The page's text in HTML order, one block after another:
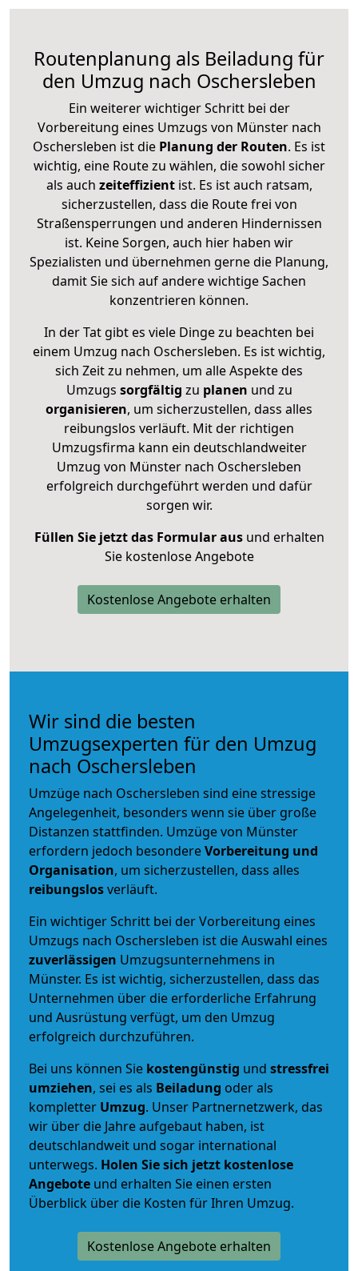
Routenplanung als Beiladung für
den Umzug nach Oschersleben
Ein weiterer wichtiger Schritt bei der
Vorbereitung eines Umzugs von Münster nach
Oschersleben ist die Planung der Routen. Es ist
wichtig, eine Route zu wählen, die sowohl sicher
als auch zeiteffizientist. Es ist auch ratsam,
sicherzustellen, dass die Route frei von
Straßensperrungen und anderen Hindernissen
ist. Keine Sorgen, auch hier haben wir
Spezialisten und übernehmen gerne die Planung,
damit Sie sich auf andere wichtige Sachen
konzentrieren können.
In der Tat gibt es viele Dinge zu beachten bei
einem Umzug nach Oschersleben. Es ist wichtig,
sich Zeit zu nehmen, um alle Aspekte des
Umzugs sorgfältig zu planen und zu
organisieren, um sicherzustellen, dass alles
reibungslos verläuft. Mit der richtigen
Umzugsfirma kann ein deutschlandweiter
Umzug von Münster nach Oschersleben
erfolgreich durchgeführt werden und dafür
sorgen wir.
Füllen Sie jetzt das Formular ausund erhalten
Sie kostenlose Angebote
Kostenlose Angebote erhalten
Wir sind die besten
Umzugsexperten für den Umzug
nach Oschersleben
Umzüge nach Oschersleben sind eine stressige
Angelegenheit, besonders wenn sie über große
Distanzen stattfinden. Umzüge von Münster
erfordern jedoch besondereVorbereitung und
Organisation, um sicherzustellen, dass alles
reibungslosverläuft.
Ein wichtiger Schritt bei der Vorbereitung eines
Umzugs nach Oschersleben ist die Auswahl eines
zuverlässigen Umzugsunternehmens in
Münster. Es ist wichtig, sicherzustellen, dass das
Unternehmen über die erforderliche Erfahrung
und Ausrüstung verfügt, um den Umzug
erfolgreich durchzuführen.
Bei uns können Sie kostengünstig und stressfrei
umziehen, sei es als Beiladung oder als
kompletter Umzug. Unser Partnernetzwerk, das
wir über die Jahre aufgebaut haben, ist
deutschlandweit und sogar international
unterwegs. Holen Sie sich jetzt kostenlose
Angebote und erhalten Sie einen ersten
Überblick über die Kosten für Ihren Umzug.
Kostenlose Angebote erhalten